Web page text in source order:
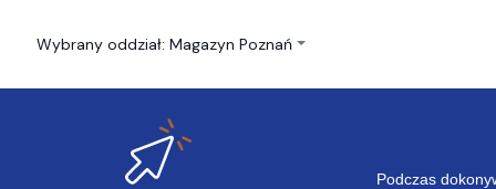
Wybrany oddział: Magazyn Poznań
Podczas